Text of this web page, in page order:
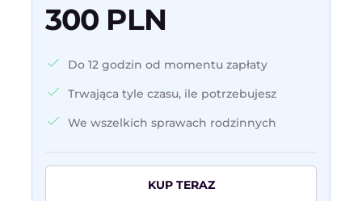
300 PLN
Do 12 godzin od momentu zapłaty
Trwająca tyle czasu, ile potrzebujesz
We wszelkich sprawach rodzinnych
KUP TERAZ